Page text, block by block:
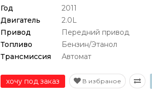
Год
2011
Двигатель
2.0L
Привод
Передний привод
Топливо
Бензин/Этанол
Трансмиссия
Автомат
хочу под заказ В избраное